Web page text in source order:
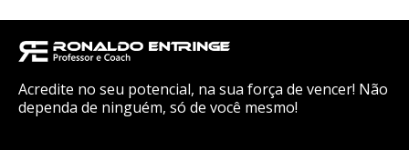
Acredite no seu potencial, na sua força de vencer! Não
dependa de ninguém, só de você mesmo!